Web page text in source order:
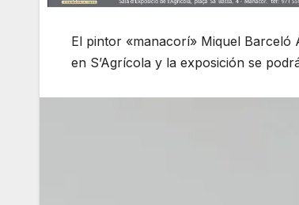
El pintor «manacorí» Miquel Barceló
en S’Agrícola y la exposición se